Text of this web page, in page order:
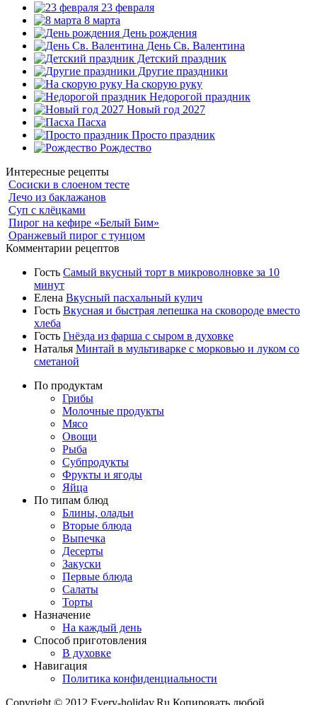
23 февраля
8 марта
День рождения
День Св. Валентина
Детский праздник
Другие праздники
На скорую руку
Недорогой праздник
Новый год 2027
Пасха
Просто праздник
Рождество
Интересные рецепты
Сосиски в слоеном тесте
Лечо из баклажанов
Суп с клёцками
Пирог на кефире «Белый Бим»
Оранжевый пирог с тунцом
Комментарии рецептов
Гость Самый вкусный торт в микроволновке за 10
минут
Елена Вкусный пасхальный кулич
Гость Вкусная и быстрая лепешка на сковороде вместо
хлеба
Гость Гнёзда из фарша с сыром в духовке
Наталья Минтай в мультиварке с морковью и луком со
сметаной
По продуктам
Грибы
Молочные продукты
Мясо
Овощи
Рыба
Субпродукты
Фрукты и ягоды
Яйца
По типам блюд
Блины, оладьи
Вторые блюда
Выпечка
Десерты
Закуски
Первые блюда
Салаты
Торты
Назначение
На каждый день
Способ приготовления
В духовке
Навигация
Политика конфиденциальности
Copyright © 2012 Every-holiday.Ru Копировать любой